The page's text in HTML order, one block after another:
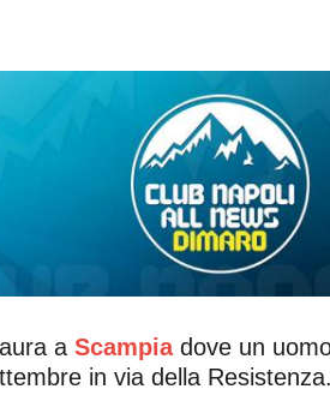
a Scampiadove un
in via della Resistenza.